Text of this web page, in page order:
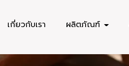
เกี่ยวกับเรา ผลิตภัณฑ์